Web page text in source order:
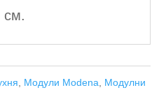
см.
Модули Modena Модулни